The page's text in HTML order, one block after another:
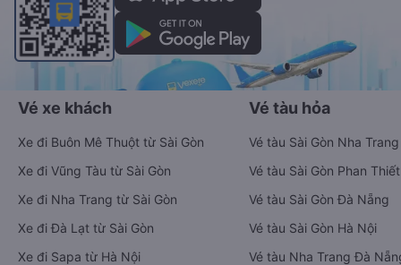
Vé xe khách
Xe đi Buôn Mê Thuột từ Sài Gòn
Xe đi Vũng Tàu từ Sài Gòn
Xe đi Nha Trang từ Sài Gòn
Xe đi Đà Lạt từ Sài Gòn
Xe đi Sapa từ Hà Nội
Vé tàu hỏa
Vé tàu Sài Gòn Nha Trang
Vé tàu Sài Gòn Phan Thiết
Vé tàu Sài Gòn Đà Nẵng
Vé tàu Sài Gòn Hà Nội
Vé tàu Nha Trang Đà